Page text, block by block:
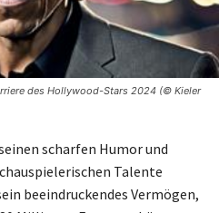
des Hollywood-Stars 2024 (© Kieler
scharfen Humor und
Talente
beeindruckendes Vermögen,